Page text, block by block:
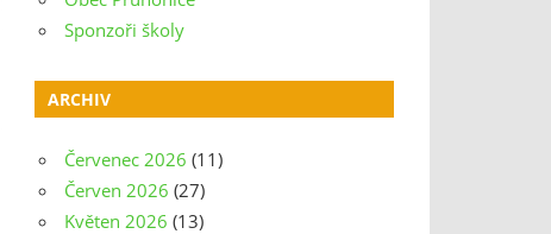
Sponzoři školy
ARCHIV
Červenec 2026 (11)
Červen 2026 (27)
Květen 2026 (13)